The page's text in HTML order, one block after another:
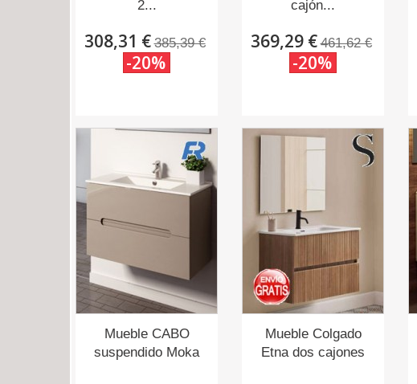
2...
308,31 € 385,39 €
-20%
cajón...
369,29 € 461,62 €
-20%
Mueble CABO
suspendido Moka
Mueble Colgado
Etna dos cajones